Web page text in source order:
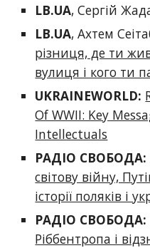
LB.UA, Сергій
LB.UA, Ахтем
різниця, де ти
вулиця і кого ти
UKRAINEWORLD:
Of WWII: Key
Intellectuals
РАДІО СВОБОДА:
світову війну,
історії поляків і
РАДІО СВОБОДА:
Ріббентропа і